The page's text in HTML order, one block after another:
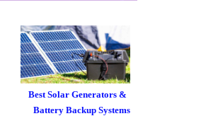
Best Solar Generators &
Battery Backup Systems